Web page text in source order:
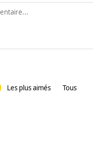
Les plus aimés Tous